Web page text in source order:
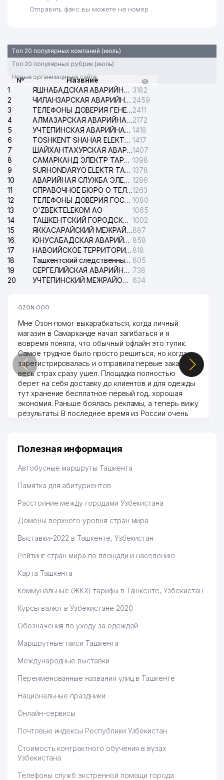
Отправить факс вы можете на номер .
Топ 20 популярных компаний (июль)
Топ 20 популярных рубрик (июль)
Новые организации на сайте
№
Назвние
1
ЯШНАБАДСКАЯ АВАРИЙНАЯ СЛУЖБА ЭЛЕКТРОСЕТИ 3182
2
ЧИЛАНЗАРСКАЯ АВАРИЙНАЯ СЛУЖБА ЭЛЕКТРОСЕТИ 2459
3
ТЕЛЕФОНЫ ДОВЕРИЯ ГЕНЕРАЛЬНОЙ ПРОКУРАТУРЫ РЕСПУБЛИКИ УЗБЕКИСТАН2411
4
АЛМАЗАРСКАЯ АВАРИЙНАЯ СЛУЖБА ЭЛЕКТРОСЕТИ2172
5
УЧТЕПИНСКАЯ АВАРИЙНАЯ СЛУЖБА ЭЛЕКТРОСЕТИ 1418
6
TOSHKENT SHAHAR ELEKTR TARMOQLARI KORXONASI АО 1417
7
ШАЙХАНТАХУРСКАЯ АВАРИЙНАЯ СЛУЖБА ЭЛЕКТРОСЕТИ1407
8
САМАРКАНД ЭЛЕКТР ТАРМОКЛАРИ АО 1398
9
SURHONDARYO ELEKTR TARMOKLARI АО 1378
10
АВАРИЙНАЯ СЛУЖБА ЭЛЕКТРОСЕТИ ТАШКЕНТСКОГО РАЙОНА 1286
11
СПРАВОЧНОЕ БЮРО О ТЕЛЕФОНАХ ОРГАНИЗАЦИЙ г. ТАШКЕНТА1263
12
ТЕЛЕФОНЫ ДОВЕРИЯ ГОСУДАРСТВЕННОГО ЦЕНТРА ТЕСТИРОВАНИЯ 1080
13
O'ZBEKTELEKOM АО
1065
14
ТАШКЕНТСКИЙ ГОРОДСКОЙ СУД ПО ГРАЖДАНСКИМ ДЕЛАМ 1002
15
ЯККАСАРАЙСКИЙ МЕЖРАЙОННЫЙ СУД ПО ГРАЖДАНСКИМ ДЕЛАМ887
16
ЮНУСАБАДСКАЯ АВАРИЙНАЯ СЛУЖБА ЭЛЕКТРОСЕТИ 858
17
НАВОИЙСКОЕ ТЕРРИТОРИАЛЬНОЕ ПРЕДПРИЯТИЕ ЭЛЕКТРОСЕТИ АО 818
18
Ташкентский следственный изолятор 805
19
СЕРГЕЛИЙСКАЯ АВАРИЙНАЯ СЛУЖБА ЭЛЕКТРОСЕТИ 738
20
УЧТЕПИНСКИЙ МЕЖРАЙОННЫЙ СУД ПО ГРАЖДАНСКИМ ДЕЛАМ 634
OZON ООО
Мне Озон помог выкарабкаться, когда личный
магазин в Самарканде начал загибаться и я
вовремя поняла, что обычный офлайн это тупик.
Самое трудное было просто решиться, но когда
зарегистрировалась и отправила первые заказы,
весь страх сразу ушел. Площадка полностью
берет на себя доставку до клиентов и для одежды
тут хранение бесплатное первый год, хорошая
экономия. Раньше боялась рекламы, а теперь вижу
результаты. В последнее время из России очень
Hamida 03.08.2026 12:45:39
Полезная информация
Автобусные маршруты Ташкента
Памятка для абитуриентов
Расстояние между городами Узбекистана
Домены верхнего уровня стран мира
Выставки-2022 в Ташкенте, Узбекистан
Рейтинг стран мира по площади и населению
Карта Ташкента
Коммунальные (ЖКХ) тарифы в Ташкенте, Узбекистан
Курсы валют в Узбекистане 2020
Обозначения по уходу за одеждой
Маршрутные такси Ташкента
Международные выставки
Переименованные названия улиц в Ташкенте
Национальные праздники
Онлайн-сервисы
Почтовые индексы Республики Узбекистан
Стоимость контрактного обучения в вузах
Узбекистана
Телефоны служб экстренной помощи города